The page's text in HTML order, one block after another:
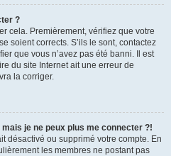
?
cela. Premièrement, vérifiez que votre
soient corrects. S’ils le sont, contactez
que vous n’avez pas été banni. Il est
du site Internet ait une erreur de
la corriger.
je ne peux plus me connecter ?!
désactivé ou supprimé votre compte. En
les membres ne postant pas